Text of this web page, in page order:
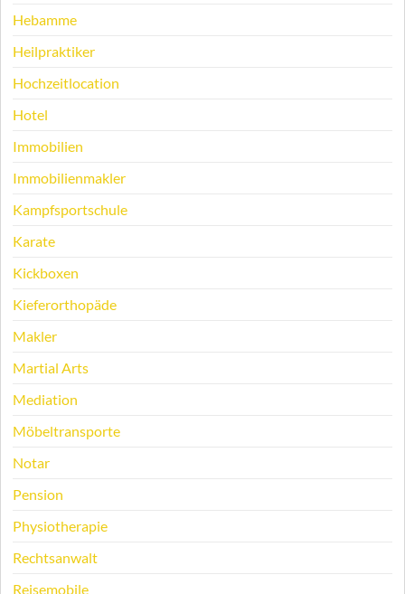
Hebamme
Heilpraktiker
Hochzeitlocation
Hotel
Immobilien
Immobilienmakler
Kampfsportschule
Karate
Kickboxen
Kieferorthopäde
Makler
Martial Arts
Mediation
Möbeltransporte
Notar
Pension
Physiotherapie
Rechtsanwalt
Reisemobile